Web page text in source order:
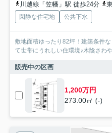
川越線「笠幡」駅 徒歩24分
東
閑静な住宅地 公共下水
敷地面積ゆったり82坪！建築条件
て世帯にうれしい住環境♪木陰さわ
販売中の区画
1,200万円
273.00㎡ (-)